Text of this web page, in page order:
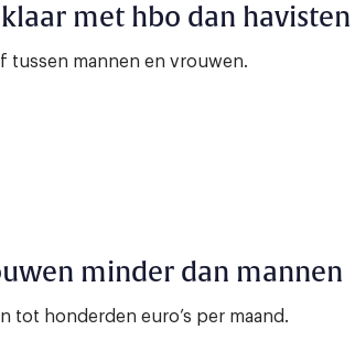
klaar met hbo dan havisten
tussen mannen en vrouwen.
minder dan mannen
tot honderden euro’s per maand.